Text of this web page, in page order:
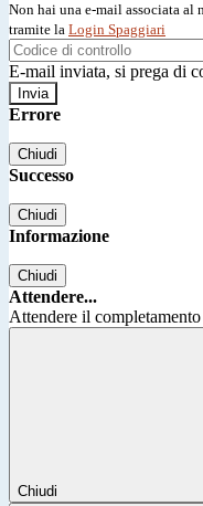
Non hai una e-mail associata al
tramite la Login Spaggiari
E-mail inviata, si prega di
Errore
Chiudi
Successo
Chiudi
Informazione
Chiudi
Attendere...
Attendere il
Chiudi